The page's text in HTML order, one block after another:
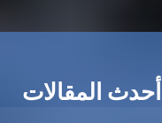
أحدث المقالات